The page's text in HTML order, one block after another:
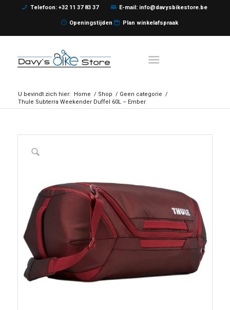
Telefoon: +32 11 37 83 37 E-mail: info@davysbikestore.be
Openingstijden Plan winkelafspraak
U bevindt zich hier: Home / Shop / Geen categorie /
Thule Subterra Weekender Duffel 60L – Ember